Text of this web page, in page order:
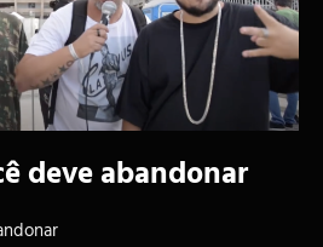
deve abandonar